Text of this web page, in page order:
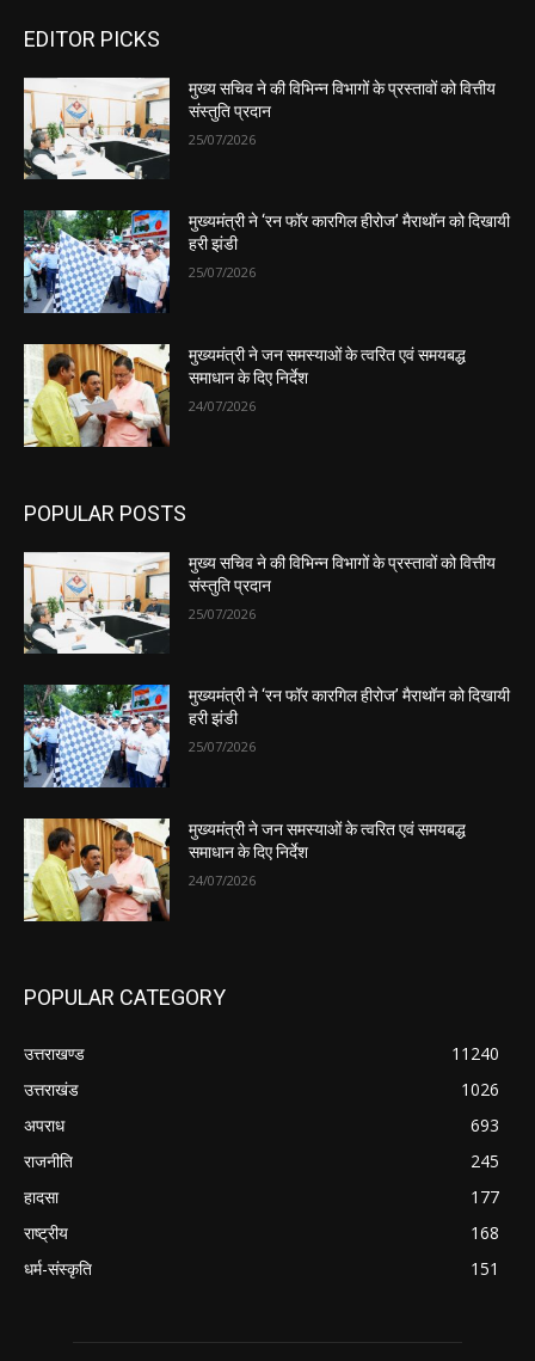
EDITOR PICKS
मुख्य सचिव ने की विभिन्न विभागों के प्रस्तावों को वित्तीय
संस्तुति प्रदान
25/07/2026
मुख्यमंत्री ने ‘रन फॉर कारगिल हीरोज’ मैराथॉन को दिखायी
हरी झंडी
25/07/2026
मुख्यमंत्री ने जन समस्याओं के त्वरित एवं समयबद्ध
समाधान के दिए निर्देश
24/07/2026
POPULAR POSTS
मुख्य सचिव ने की विभिन्न विभागों के प्रस्तावों को वित्तीय
संस्तुति प्रदान
25/07/2026
मुख्यमंत्री ने ‘रन फॉर कारगिल हीरोज’ मैराथॉन को दिखायी
हरी झंडी
25/07/2026
मुख्यमंत्री ने जन समस्याओं के त्वरित एवं समयबद्ध
समाधान के दिए निर्देश
24/07/2026
POPULAR CATEGORY
उत्तराखण्ड
11240
उत्तराखंड
1026
अपराध
693
राजनीति
245
हादसा
177
राष्ट्रीय
168
धर्म-संस्कृति
151